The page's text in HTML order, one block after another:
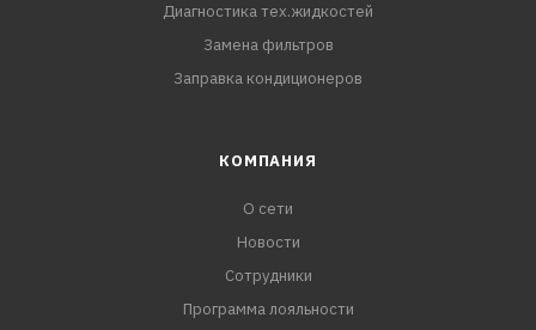
Диагностика тех.жидкостей
Замена фильтров
Заправка кондиционеров
КОМПАНИЯ
О сети
Новости
Сотрудники
Программа лояльности